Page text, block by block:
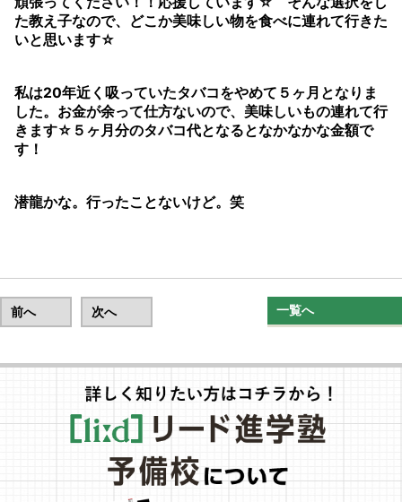
た教え子なので、どこか美味しい物を食べに連れて行きた
いと思います☆
私は20年近く吸っていたタバコをやめて５ヶ月となりま
した。お金が余って仕方ないので、美味しいもの連れて行
きます☆５ヶ月分のタバコ代となるとなかなかな金額で
す！
潜龍かな。行ったことないけど。笑
前へ 次へ 一覧へ